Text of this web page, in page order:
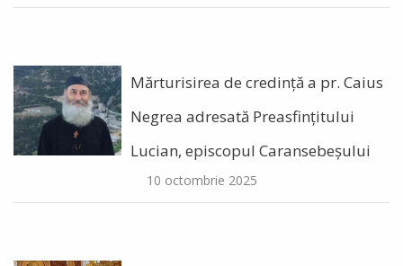
Mărturisirea de credință a pr. Caius
Negrea adresată Preasfințitului
Lucian, episcopul Caransebeșului
10 octombrie 2025